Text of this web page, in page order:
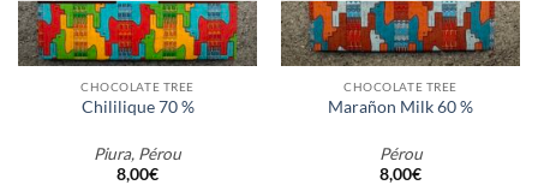
CHOCOLATE TREE
Chililique 70 %
Piura, Pérou
8,00€
CHOCOLATE TREE
Marañon Milk 60 %
Pérou
8,00€